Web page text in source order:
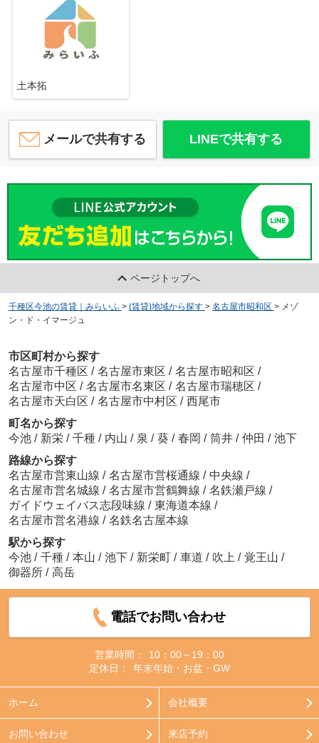
土本拓
メールで共有する LINEで共有する
ページトップへ
千種区今池の賃貸｜みらいふ > (賃貸)地域から探す > 名古屋市昭和区 > メゾ
ン・ド・イマージュ
市区町村から探す
名古屋市千種区 / 名古屋市東区 / 名古屋市昭和区 /
名古屋市中区 / 名古屋市名東区 / 名古屋市瑞穂区 /
名古屋市天白区 / 名古屋市中村区 / 西尾市
町名から探す
今池 / 新栄 / 千種 / 内山 / 泉 / 葵 / 春岡 / 筒井 / 仲田 / 池下
路線から探す
名古屋市営東山線 / 名古屋市営桜通線 / 中央線 /
名古屋市営名城線 / 名古屋市営鶴舞線 / 名鉄瀬戸線 /
ガイドウェイバス志段味線 / 東海道本線 /
名古屋市営名港線 / 名鉄名古屋本線
駅から探す
今池 / 千種 / 本山 / 池下 / 新栄町 / 車道 / 吹上 / 覚王山 /
御器所 / 高岳
電話でお問い合わせ
営業時間：
10：00～19：00
定休日：
年末年始・お盆・GW
ホーム 会社概要
お問い合わせ 来店予約